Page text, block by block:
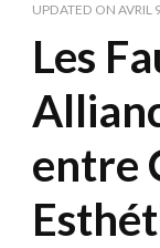
UPDATED ON AVRIL
Les
entre